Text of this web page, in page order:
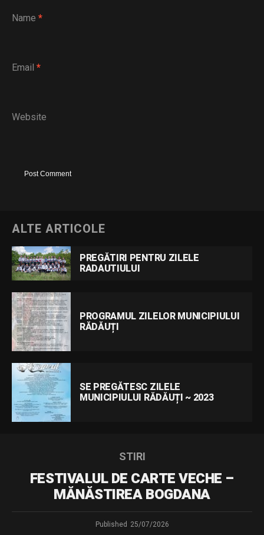
Name *
Email *
Website
ALTE ARTICOLE
PREGĂTIRI PENTRU ZILELE
RADAUTIULUI
PROGRAMUL ZILELOR MUNICIPIULUI
RĂDĂUȚI
SE PREGĂTESC ZILELE
MUNICIPIULUI RĂDĂUȚI ~ 2023
STIRI
FESTIVALUL DE CARTE VECHE –
MĂNĂSTIREA BOGDANA
Published 25/07/2026